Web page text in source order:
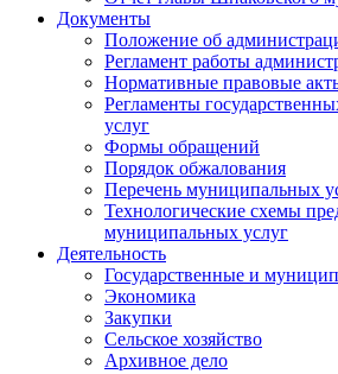
Документы
Положение об
Регламент работы
Нормативные правовые
Регламенты
услуг
Формы обращений
Порядок обжалования
Перечень муниципальных
Технологические схемы
муниципальных услуг
Деятельность
Государственные и
Экономика
Закупки
Сельское хозяйство
Архивное дело